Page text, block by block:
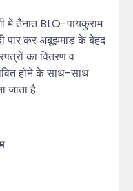
में तैनात BLO-पायकुराम
पार कर अबूझमाड़ के बेहद
का वितरण व
होने के साथ-साथ
जाता है.